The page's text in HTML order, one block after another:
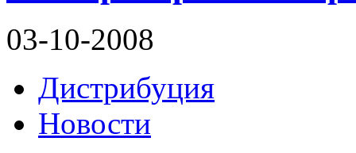
03-10-2008
Дистрибуция
Новости